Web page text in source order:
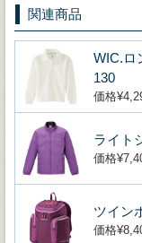
関連商品
WIC.ロ
130
価格
ライト
価格
ツイン
価格